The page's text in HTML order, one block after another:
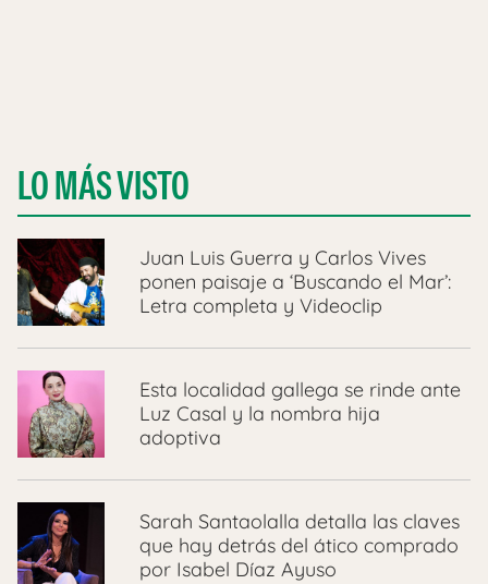
LO MÁS VISTO
Juan Luis Guerra y Carlos Vives
ponen paisaje a ‘Buscando el Mar’:
Letra completa y Videoclip
Esta localidad gallega se rinde ante
Luz Casal y la nombra hija
adoptiva
Sarah Santaolalla detalla las claves
que hay detrás del ático comprado
por Isabel Díaz Ayuso